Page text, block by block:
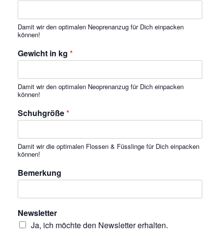
Damit wir den optimalen Neoprenanzug für Dich einpacken
können!
Gewicht in kg *
Damit wir den optimalen Neoprenanzug für Dich einpacken
können!
Schuhgröße*
Damit wir die optimalen Flossen & Füsslinge für Dich einpacken
können!
Bemerkung
Newsletter
Ja, ich möchte den Newsletter erhalten.